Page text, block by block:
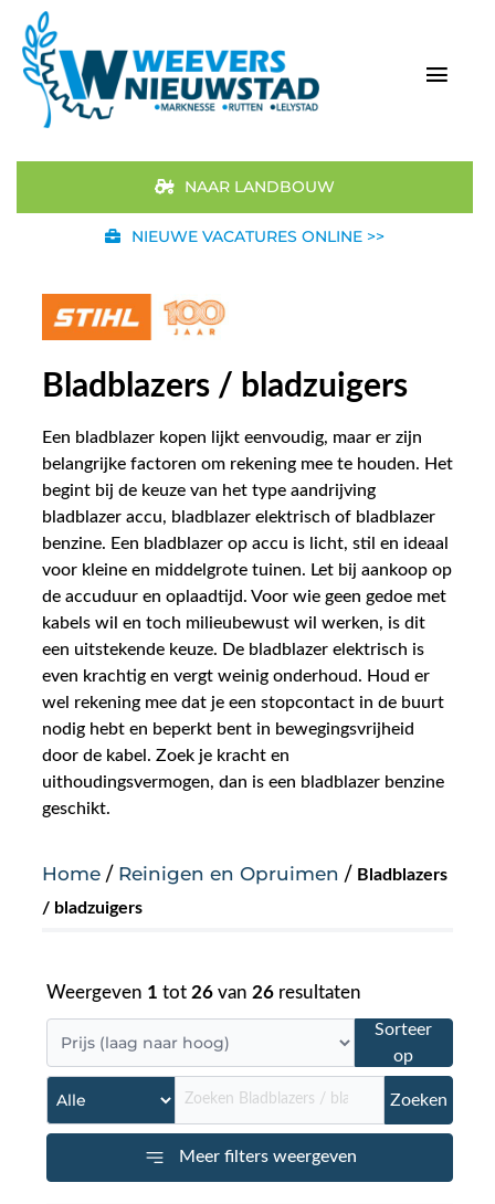
naar
inhoud
Aanbod
Occasions
Werkplaats
Nieuws
Over ons
Vacatures
Tuin & Park Contact
NAAR LANDBOUW
NIEUWE VACATURES ONLINE >>
Bladblazers / bladzuigers
Een bladblazer kopen lijkt eenvoudig, maar er zijn
belangrijke factoren om rekening mee te houden. Het
begint bij de keuze van het type aandrijving
bladblazer accu, bladblazer elektrisch of bladblazer
benzine. Een bladblazer op accu is licht, stil en ideaal
voor kleine en middelgrote tuinen. Let bij aankoop op
de accuduur en oplaadtijd. Voor wie geen gedoe met
kabels wil en toch milieubewust wil werken, is dit
een uitstekende keuze. De bladblazer elektrisch is
even krachtig en vergt weinig onderhoud. Houd er
wel rekening mee dat je een stopcontact in de buurt
nodig hebt en beperkt bent in bewegingsvrijheid
door de kabel. Zoek je kracht en
uithoudingsvermogen, dan is een bladblazer benzine
geschikt.
Home / Reinigen en Opruimen / Bladblazers
/ bladzuigers
Weergeven 1 tot 26 van 26 resultaten
Sorteer
op
Zoeken
Meer filters weergeven